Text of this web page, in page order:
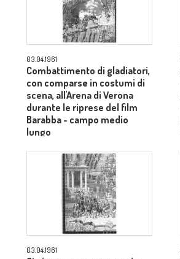
03.04.1961
Combattimento di gladiatori,
con comparse in costumi di
scena, all'Arena di Verona
durante le riprese del film
Barabba - campo medio
lungo
03.04.1961